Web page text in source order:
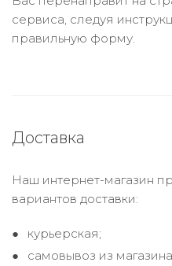
сервиса, следуя
правильную форму.
Доставка
Наш интернет-магазин
вариантов доставки:
курьерская;
самовывоз из